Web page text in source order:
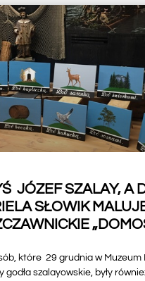
JÓZEF SZALAY, A
SŁOWIK
które 29 grudnia w Muzeum
godła szalayowskie, były